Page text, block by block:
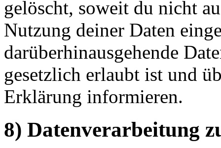
gelöscht, soweit du nicht
Nutzung deiner Daten
darüberhinausgehende
gesetzlich erlaubt ist und
Erklärung informieren.
8) Datenverarbeitung